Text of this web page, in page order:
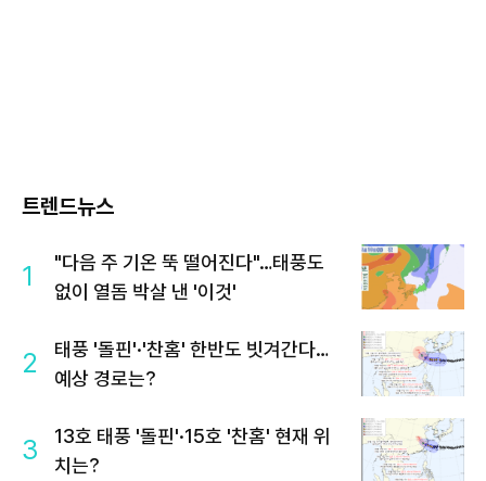
트렌드뉴스
1
"다음 주 기온 뚝 떨어진다"…태풍도
없이 열돔 박살 낸 '이것'
2
태풍 '돌핀'·'찬홈' 한반도 빗겨간다…
예상 경로는?
3
13호 태풍 '돌핀'·15호 '찬홈' 현재 위
치는?